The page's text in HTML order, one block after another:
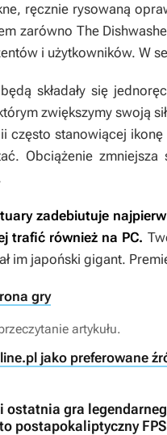
ręcznie rysowaną
zarówno The
i użytkowników. W
składały się
zwiększymy swoją
często stanowiącej ikonę
Obciążenie
zadebiutuje
trafić również na PC.
im japoński gigant.
gry
artykułu.
jako preferowane
ostatnia gra
postapokaliptyczny